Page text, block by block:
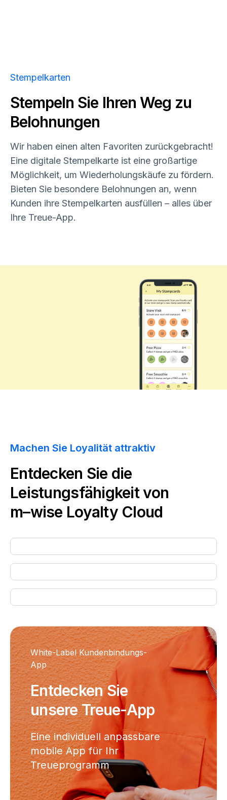
Stempelkarten
Stempeln Sie Ihren Weg zu
Belohnungen
Wir haben einen alten Favoriten zurückgebracht!
Eine digitale Stempelkarte ist eine großartige
Möglichkeit, um Wiederholungskäufe zu fördern.
Bieten Sie besondere Belohnungen an, wenn
Kunden ihre Stempelkarten ausfüllen – alles über
Ihre Treue-App.
Machen Sie Loyalität attraktiv
Entdecken Sie die
Leistungsfähigkeit von
m–wise Loyalty Cloud
White-Label Kundenbindungs-
App
Entdecken Sie
unsere Treue-App
Eine individuell anpassbare
mobile App für Ihr
Treueprogramm